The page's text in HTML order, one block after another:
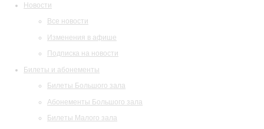
Новости
Все новости
Изменения в афише
Подписка на новости
Билеты и абонементы
Билеты Большого зала
Абонементы Большого зала
Билеты Малого зала